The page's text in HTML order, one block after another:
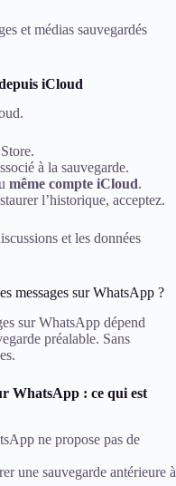
et médias sauvegardés
iCloud
à la sauvegarde.
même compte iCloud.
l’historique, acceptez.
et les données
messages sur WhatsApp ?
sur WhatsApp dépend
préalable. Sans
WhatsApp : ce qui est
ne propose pas de
une sauvegarde antérieure à